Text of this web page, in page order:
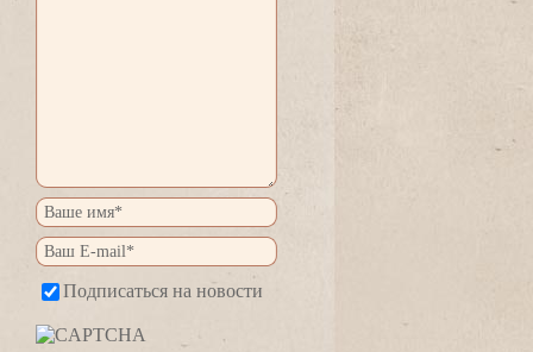
Подписаться на новости